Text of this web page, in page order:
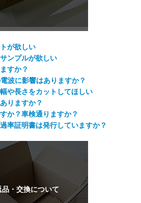
が欲しい
ンプルが欲しい
すか？
波に影響はありますか？
や長さをカットしてほしい
りますか？
か？車検通りますか？
率証明書は発行していますか？